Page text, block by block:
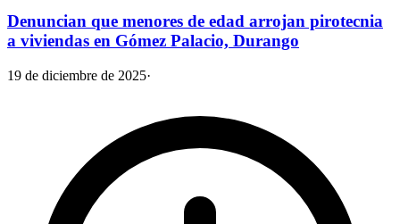
Denuncian que menores de edad arrojan pirotecnia
a viviendas en Gómez Palacio, Durango
19 de diciembre de 2025·